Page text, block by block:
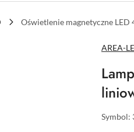
Oświetlenie magnetyczne LED
NAZWA
AREA-
Symbol: